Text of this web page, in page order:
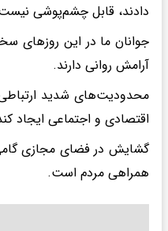
دادند، قابل چشم‌پوشی
جوانان ما در این روزهای
آرامش روانی دارند.‌
محدودیت‌های شدید
اقتصادی و اجتماعی ایجاد
گشایش در فضای مجازی گامی
همراهی مردم است.